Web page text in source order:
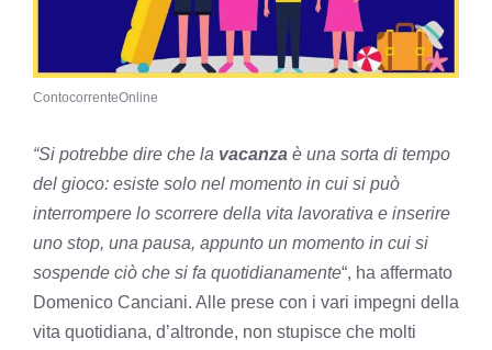
ContocorrenteOnline
“Si potrebbe dire che la vacanza è una sorta di tempo
del gioco: esiste solo nel momento in cui si può
interrompere lo scorrere della vita lavorativa e inserire
uno stop, una pausa, appunto un momento in cui si
sospende ciò che si fa quotidianamente“, ha affermato
Domenico Canciani. Alle prese con i vari impegni della
vita quotidiana, d’altronde, non stupisce che molti